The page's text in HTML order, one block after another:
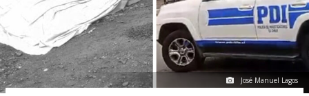
José Manuel Lagos